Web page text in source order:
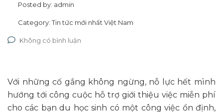
Posted by: admin
Category:Tin tức mới nhất Việt Nam
Không có bình luận
Với những cố gắng không ngừng, nỗ lực hết mình
hướng tới công cuộc hỗ trợ giới thiệu việc miễn phí
cho các bạn du học sinh có một công việc ổn định,